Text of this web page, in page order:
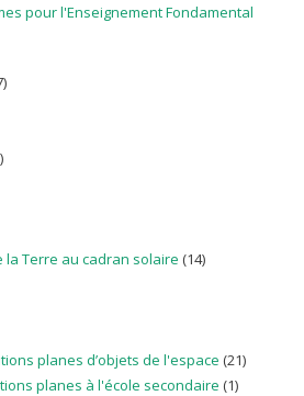
pour l'Enseignement Fondamental
la Terre au cadran solaire (14)
planes d’objets de l'espace (21)
planes à l'école secondaire (1)